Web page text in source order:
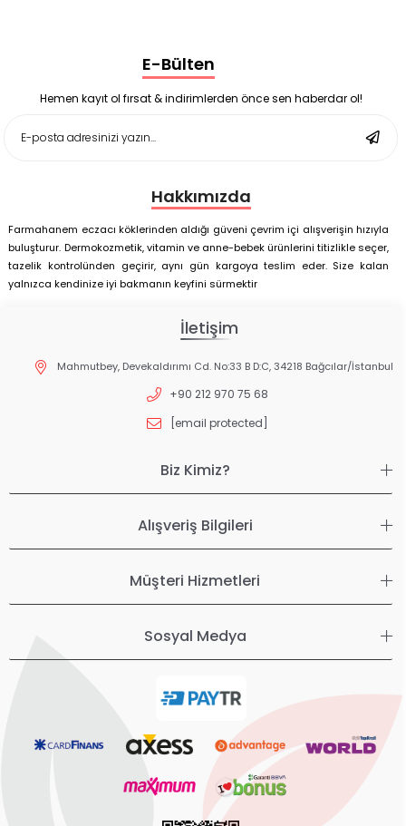
Enterogermina Family 5 ml 20 Flakon
Deep Flex Stres Azaltıcı ve Enerji Dengeleyici Topraklama
Matı Set 40x60 cm
Deep Flex Stres Azaltıcı ve Enerji Dengeleyici Topraklama
E-Bülten
Hemen kayıt ol fırsat & indirimlerden önce sen haberdar ol!
Hakkımızda
Farmahanem eczacı köklerinden aldığı güveni çevrim içi alışverişin hızıyla
buluşturur. Dermokozmetik, vitamin ve anne-bebek ürünlerini titizlikle seçer,
tazelik kontrolünden geçirir, aynı gün kargoya teslim eder. Size kalan
yalnızca kendinize iyi bakmanın keyfini sürmektir
İletişim
Mahmutbey, Devekaldırımı Cd. No:33 B D:C, 34218 Bağcılar/İstanbul
+90 212 970 75 68
[email protected]
Biz Kimiz?
Alışveriş Bilgileri
Müşteri Hizmetleri
Sosyal Medya